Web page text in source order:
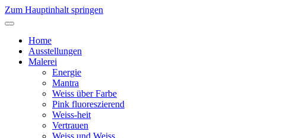
Zum Hauptinhalt springen
Home
Ausstellungen
Malerei
Energie
Mantra
Weiss über Farbe
Pink fluoreszierend
Weiss-heit
Vertrauen
Weiss und Weiss